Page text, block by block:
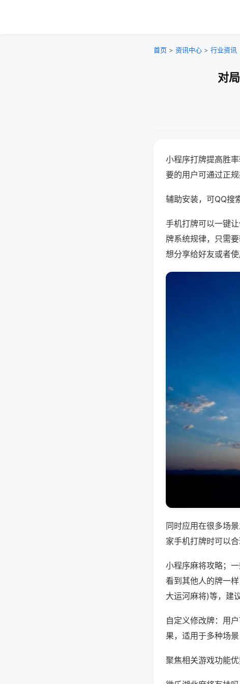
首页 > 资讯中心 > 行业资讯
对
小程序打牌提高胜
要的用户可通过正规
辅助安装，可QQ搜
手机打牌可以一键
牌系统规律，只需
想分享给好友或者
同时应用在很多场
家手机打牌时可以
小程序麻将攻略；
看到其他人的牌一
大运河麻将)等，建
自定义修改牌：用
果，适用于多种场
聚焦相关游戏功能优